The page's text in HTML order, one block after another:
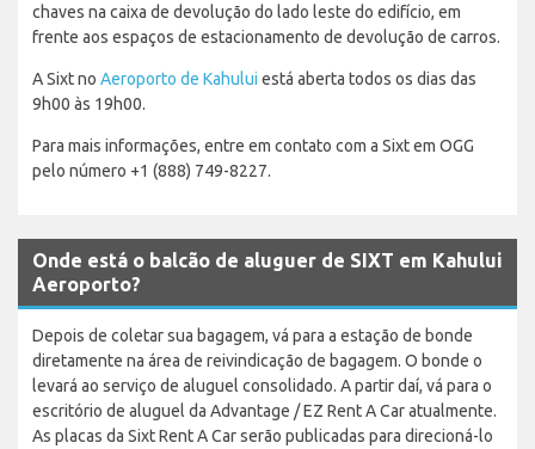
chaves na caixa de devolução do lado leste do edifício, em
frente aos espaços de estacionamento de devolução de carros.
A Sixt no Aeroporto de Kahului está aberta todos os dias das
9h00 às 19h00.
Para mais informações, entre em contato com a Sixt em OGG
pelo número +1 (888) 749-8227.
Onde está o balcão de aluguer de SIXT em Kahului
Aeroporto?
Depois de coletar sua bagagem, vá para a estação de bonde
diretamente na área de reivindicação de bagagem. O bonde o
levará ao serviço de aluguel consolidado. A partir daí, vá para o
escritório de aluguel da Advantage / EZ Rent A Car atualmente.
As placas da Sixt Rent A Car serão publicadas para direcioná-lo